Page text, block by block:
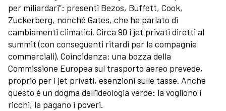
per miliardari”: presenti Bezos, Buffett, Cook,
Zuckerberg, nonché Gates, che ha parlato di
cambiamenti climatici. Circa 90 i jet privati diretti al
summit (con conseguenti ritardi per le compagnie
commerciali). Coincidenza: una bozza della
Commissione Europea sul trasporto aereo prevede,
proprio per i jet privati, esenzioni sulle tasse. Anche
questo è un dogma dell’ideologia verde: la vogliono i
ricchi, la pagano i poveri.